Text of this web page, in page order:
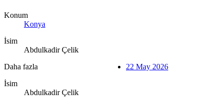
Konum
Konya
İsim
Abdulkadir Çelik
Daha fazla
İsim
Abdulkadir Çelik
22 May 2026